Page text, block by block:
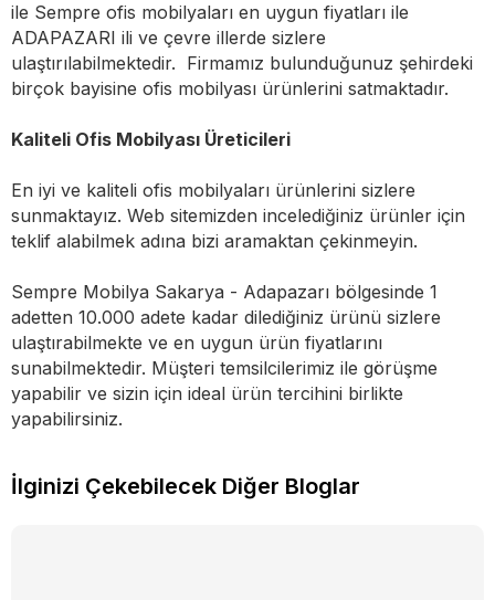
ile Sempre ofis mobilyaları en uygun fiyatları ile
ADAPAZARI ili ve çevre illerde sizlere
ulaştırılabilmektedir. Firmamız bulunduğunuz şehirdeki
birçok bayisine ofis mobilyası ürünlerini satmaktadır.
Kaliteli Ofis Mobilyası Üreticileri
En iyi ve kaliteli ofis mobilyaları ürünlerini sizlere
sunmaktayız. Web sitemizden incelediğiniz ürünler için
teklif alabilmek adına bizi aramaktan çekinmeyin.
Sempre Mobilya Sakarya - Adapazarı bölgesinde 1
adetten 10.000 adete kadar dilediğiniz ürünü sizlere
ulaştırabilmekte ve en uygun ürün fiyatlarını
sunabilmektedir. Müşteri temsilcilerimiz ile görüşme
yapabilir ve sizin için ideal ürün tercihini birlikte
yapabilirsiniz.
İlginizi Çekebilecek Diğer Bloglar